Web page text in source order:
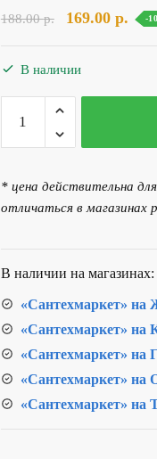
188.00р.
составляла
188.00 р..
169.00 р. -
В наличии
Количество
товара
Уголок
НР
* цена действительна
отличаться в магазинах
В наличии на магазинах:
«Сантехмаркет» на
«Сантехмаркет» на
«Сантехмаркет» на
«Сантехмаркет» на
«Сантехмаркет» на